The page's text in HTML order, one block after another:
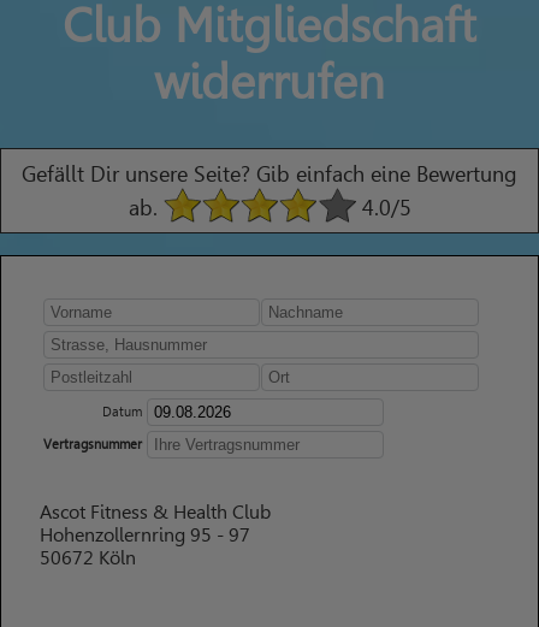
Club Mitgliedschaft
widerrufen
Gefällt Dir unsere Seite? Gib einfach eine Bewertung
ab.
4.0/5
Datum
Vertragsnummer
Ascot Fitness & Health Club
Hohenzollernring 95 - 97
50672 Köln